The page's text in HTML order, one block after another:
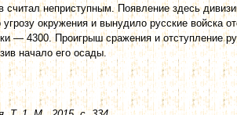
неприступным. Появление здесь
окружения и вынудило русские войска
— 4300. Проигрыш сражения и отступление
начало его осады.